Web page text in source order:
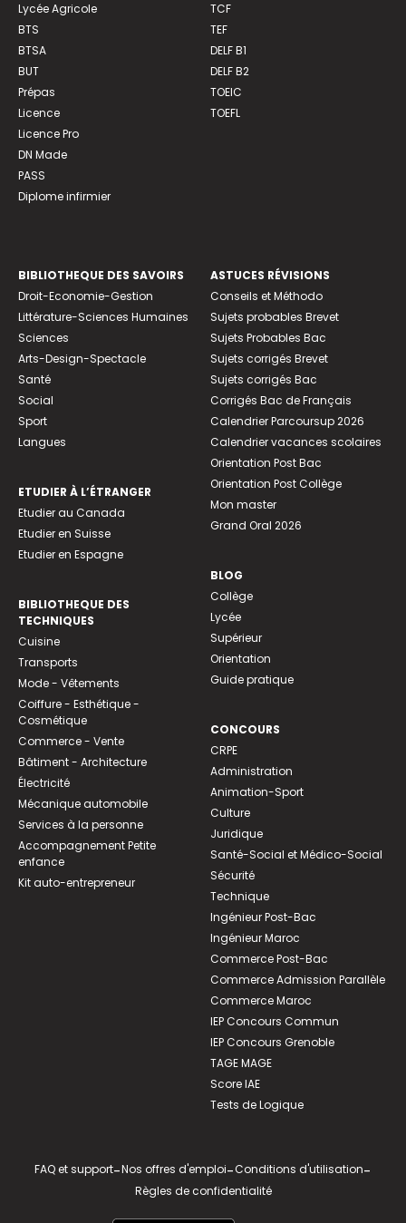
Lycée Agricole
BTS
BTSA
BUT
Prépas
Licence
Licence Pro
DN Made
PASS
Diplome infirmier
TCF
TEF
DELF B1
DELF B2
TOEIC
TOEFL
BIBLIOTHEQUE DES SAVOIRS
Droit-Economie-Gestion
Littérature-Sciences Humaines
Sciences
Arts-Design-Spectacle
Santé
Social
Sport
Langues
ETUDIER À L’ÉTRANGER
Etudier au Canada
Etudier en Suisse
Etudier en Espagne
BIBLIOTHEQUE DES
TECHNIQUES
Cuisine
Transports
Mode - Vêtements
Coiffure - Esthétique -
Cosmétique
Commerce - Vente
Bâtiment - Architecture
Électricité
Mécanique automobile
Services à la personne
Accompagnement Petite
enfance
Kit auto-entrepreneur
ASTUCES RÉVISIONS
Conseils et Méthodo
Sujets probables Brevet
Sujets Probables Bac
Sujets corrigés Brevet
Sujets corrigés Bac
Corrigés Bac de Français
Calendrier Parcoursup 2026
Calendrier vacances scolaires
Orientation Post Bac
Orientation Post Collège
Mon master
Grand Oral 2026
BLOG
Collège
Lycée
Supérieur
Orientation
Guide pratique
CONCOURS
CRPE
Administration
Animation-Sport
Culture
Juridique
Santé-Social et Médico-Social
Sécurité
Technique
Ingénieur Post-Bac
Ingénieur Maroc
Commerce Post-Bac
Commerce Admission Parallèle
Commerce Maroc
IEP Concours Commun
IEP Concours Grenoble
TAGE MAGE
Score IAE
Tests de Logique
FAQ et support-Nos offres d'emploi-Conditions d'utilisation-
Règles de confidentialité